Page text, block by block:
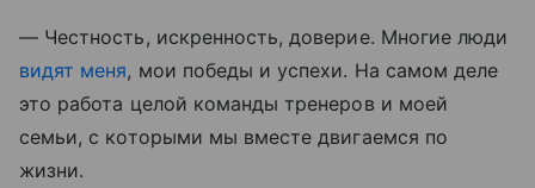
— Честность, искренность, доверие. Многие люди
видят меня, мои победы и успехи. На самом деле
это работа целой команды тренеров и моей
семьи, с которыми мы вместе двигаемся по
жизни.